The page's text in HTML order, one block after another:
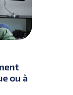
ou à